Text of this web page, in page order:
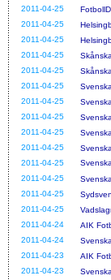
2011-04-25
2011-04-25
2011-04-25
2011-04-25
2011-04-25
2011-04-25
2011-04-25
2011-04-25
2011-04-25
2011-04-25
2011-04-25
2011-04-25
2011-04-25
2011-04-25
2011-04-24
AIK
2011-04-24
2011-04-23
AIK
2011-04-23